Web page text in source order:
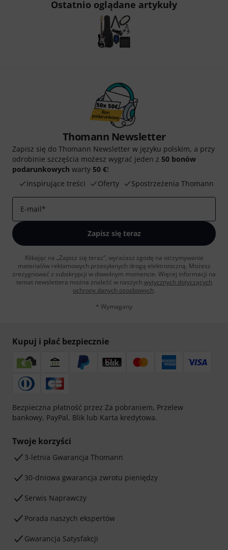
Ostatnio oglądane artykuły
Thomann Newsletter
Zapisz się do Thomann Newsletter w języku polskim, a przy
odrobinie szczęścia możesz wygrać jeden z 50 bonów
podarunkowych warty 50 €!
Inspirujące treści
Oferty Spostrzeżenia Thomann
E-mail*
Zapisz się teraz
Klikając na „Zapisz się teraz”, wyrażasz zgodę na otrzymywanie
materialów reklamowych przesyłanych drogą elektroniczną. Możesz
zrezygnować z subskrypcji w dowolnym momencie. Więcej informacji na
temat newslettera można znaleźć w naszych wytycznych dotyczących
ochrony danych ososbowych.
* Wymagany
Kupuj i płać bezpiecznie
Bezpieczna płatność przez Za pobraniem, Przelew
bankowy, PayPal, Blik lub Karta kredytowa.
Twoje korzyści
3-letnia Gwarancja Thomann
30-dniowa gwarancja zwrotu pieniędzy
Serwis Naprawczy
Porada naszych ekspertów
Gwarancja Satysfakcji